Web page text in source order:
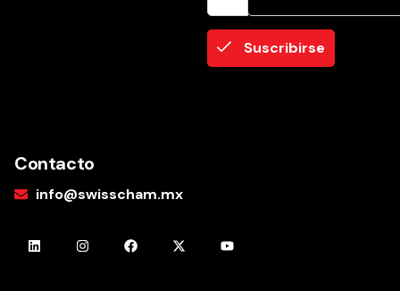
Suscribirse
Contacto
info@swisscham.mx